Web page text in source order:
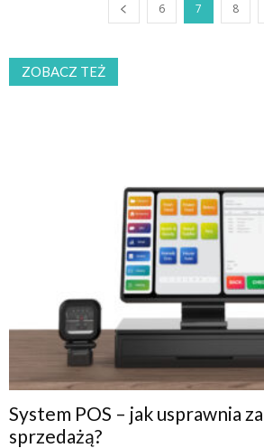
6 7 8
ZOBACZ TEŻ
System POS – jak usprawnia
sprzedażą?